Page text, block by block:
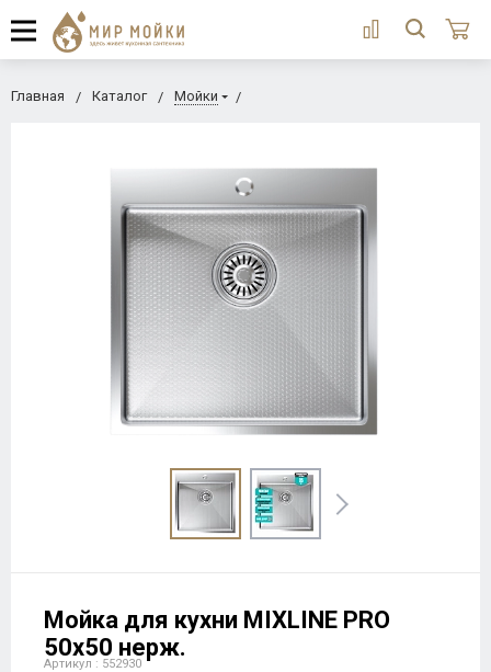
Главная Каталог Мойки
Мойка для кухни MIXLINE PRO
50х50 нерж.
Артикул : 552930